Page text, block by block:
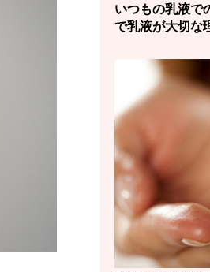
いつもの乳液で
で乳液が大切な